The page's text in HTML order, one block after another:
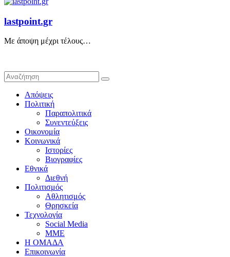
lastpoint.gr
Με άποψη μέχρι τέλους…
Απόψεις
Πολιτική
Παραπολιτικά
Συνεντεύξεις
Οικονομία
Κοινωνικά
Ιστορίες
Βιογραφίες
Εθνικά
Διεθνή
Πολιτισμός
Αθλητισμός
Θρησκεία
Τεχνολογία
Social Media
ΜΜΕ
Η ΟΜΑΔΑ
Επικοινωνία